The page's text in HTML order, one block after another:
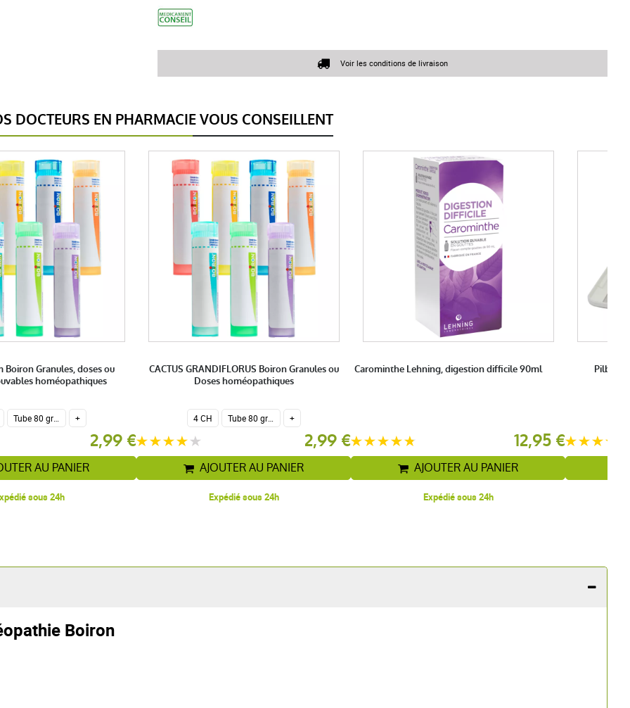
Voir les conditions de livraison
DOCTEURS EN PHARMACIE VOUS CONSEILLENT
Boiron Granules, doses ou
homéopathiques
Tube 80 granules homéopathiques 4 g. +
2,99 €
AU PANIER
sous 24h
CACTUS GRANDIFLORUS Boiron Granules ou
Doses homéopathiques
4 CH Tube 80 granules homéopathiques 4 g. +
2,99 €
AJOUTER AU PANIER
Expédié sous 24h
Carominthe Lehning, digestion difficile 90ml
12,95 €
AJOUTER AU PANIER
Expédié sous 24h
Pilbox
Boiron